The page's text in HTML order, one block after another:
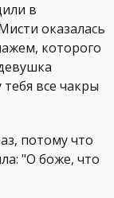
в
оказалась
которого
все чакры
потому что
"О боже, что